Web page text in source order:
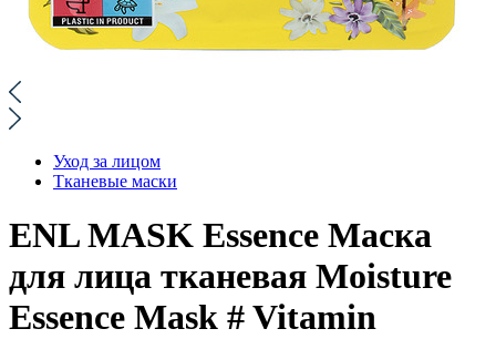
Уход за лицом
Тканевые маски
ENL MASK Essence Маска
для лица тканевая Moisture
Essence Mask # Vitamin